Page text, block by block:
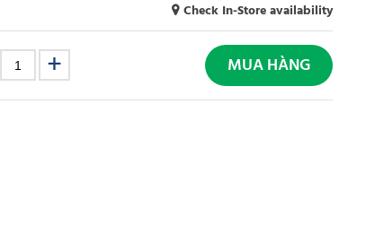
Check In-Store availability
MUA HÀNG